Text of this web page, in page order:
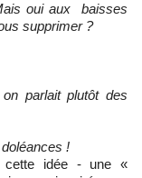
oui aux baisses
supprimer ?
parlait plutôt des
!
cette idée - une «